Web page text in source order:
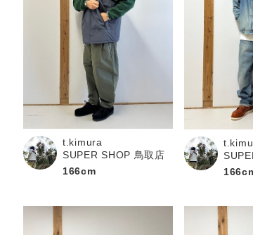
t.kimura
SUPER SHOP 鳥取店
166cm